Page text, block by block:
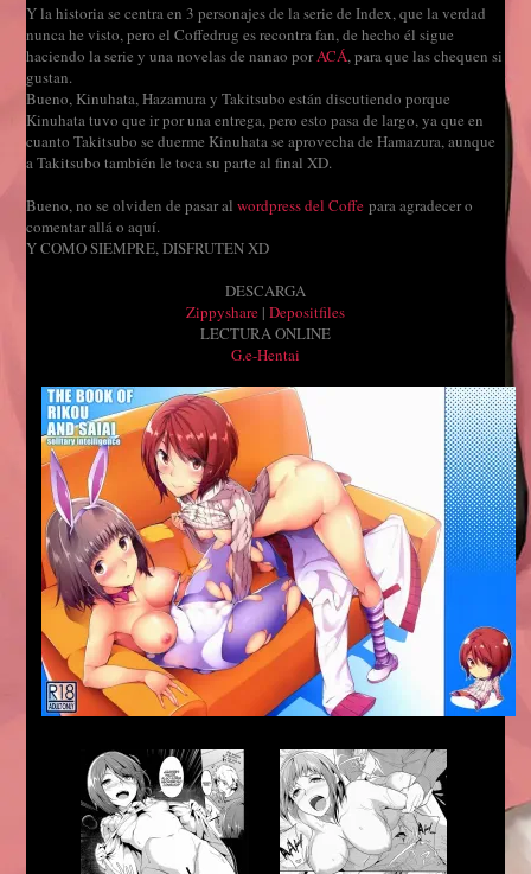
Y la historia se centra en 3 personajes de la serie de Index, que la verdad
nunca he visto, pero el Coffedrug es recontra fan, de hecho él sigue
haciendo la serie y una novelas de nanao porACÁ, para que las chequen si
gustan.
Bueno, Kinuhata, Hazamura y Takitsubo están discutiendo porque
Kinuhata tuvo que ir por una entrega, pero esto pasa de largo, ya que en
cuanto Takitsubo se duerme Kinuhata se aprovecha de Hamazura, aunque
a Takitsubo también le toca su parte al final XD.
Bueno, no se olviden de pasar alwordpress del Coffe para agradecer o
comentar allá o aquí.
Y COMO SIEMPRE, DISFRUTEN XD
DESCARGA
Zippyshare | Depositfiles
LECTURA ONLINE
G.e-Hentai